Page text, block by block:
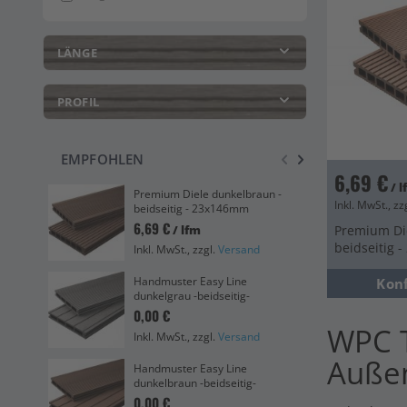
6,69 €/
Inkl. MwSt.,
Premium
beidseitig -
LÄNGE
PROFIL
EMPFOHLEN
Premium Diele dunkelbraun -
beidseitig - 23x146mm
6,69 €/ lfm
Inkl. MwSt., zzgl. Versand
Handmuster Easy Line
dunkelgrau -beidseitig-
0,00 €
Inkl. MwSt., zzgl. Versand
Handmuster Easy Line
dunkelbraun -beidseitig-
0,00 €